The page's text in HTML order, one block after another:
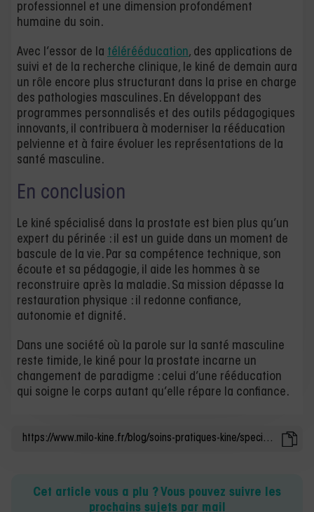
professionnel et une dimension profondément
humaine du soin.
Avec l’essor de la télérééducation, des applications de
suivi et de la recherche clinique, le kiné de demain aura
un rôle encore plus structurant dans la prise en charge
des pathologies masculines. En développant des
programmes personnalisés et des outils pédagogiques
innovants, il contribuera à moderniser la rééducation
pelvienne et à faire évoluer les représentations de la
santé masculine.
En conclusion
Le kiné spécialisé dans la prostate est bien plus qu’un
expert du périnée : il est un guide dans un moment de
bascule de la vie. Par sa compétence technique, son
écoute et sa pédagogie, il aide les hommes à se
reconstruire après la maladie. Sa mission dépasse la
restauration physique : il redonne confiance,
autonomie et dignité.
Dans une société où la parole sur la santé masculine
reste timide, le kiné pour la prostate incarne un
changement de paradigme : celui d’une rééducation
qui soigne le corps autant qu’elle répare la confiance.
Cet article vous a plu ? Vous pouvez suivre les
prochains sujets par mail